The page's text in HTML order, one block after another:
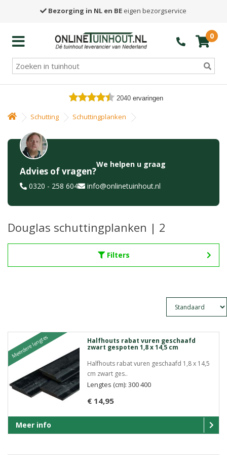
Bezorging in NL en BE eigen bezorgservice
0
2040 ervaringen
Schutting Schuttingplanken
Advies of vragen?
We helpen u graag
0320 - 258 604 info@onlinetuinhout.nl
Douglas schuttingplanken | 2
Filters
Meerdere lengtes Halfhouts rabat vuren geschaafd
zwart gespoten 1,8 x 14,5 cm
Halfhouts rabat vuren geschaafd 1,8 x 14,5
cm zwart ges..
€ 14,95
Lengtes (cm): 300 400
Meer info